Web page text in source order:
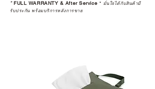
the store.
*FULL WARRANTY & After Service * มั่นใจได้กับสินค้ามี
รับประกัน พร้อมบริการหลังการขาย